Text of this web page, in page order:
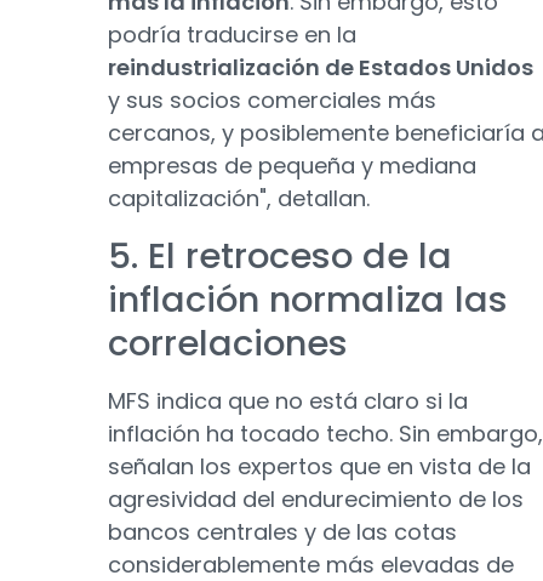
podría traducirse en la
reindustrialización de Estados Unidos
y sus socios comerciales más
cercanos, y posiblemente beneficiaría
empresas de pequeña y mediana
capitalización", detallan.
5. El retroceso de la
inflación normaliza las
correlaciones
MFS indica que no está claro si la
inflación ha tocado techo. Sin embargo,
señalan los expertos que en vista de la
agresividad del endurecimiento de los
bancos centrales y de las cotas
considerablemente más elevadas de